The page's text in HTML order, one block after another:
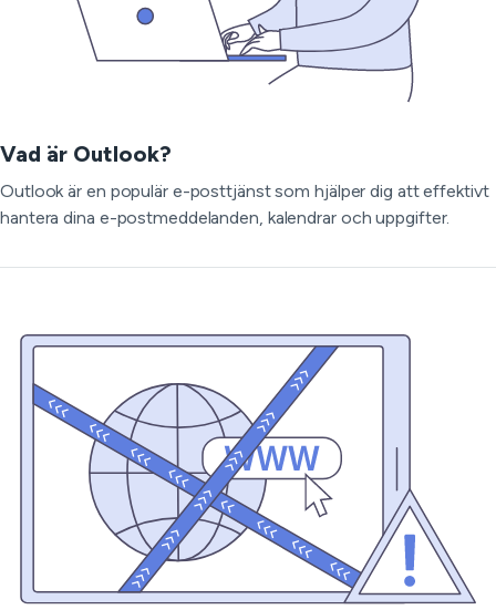
Vad är Outlook?
Outlook är en populär e-posttjänst som hjälper dig att effektivt
hantera dina e-postmeddelanden, kalendrar och uppgifter.